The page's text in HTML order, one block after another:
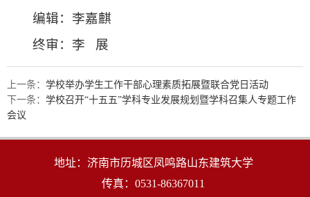
编辑：李嘉麒
终审：李 展
上一条： 学校举办学生工作干部心理素质拓展暨联合党日活动
下一条： 学校召开“十五五”学科专业发展规划暨学科召集人专题工作
会议
地址：济南市历城区凤鸣路山东建筑大学
传真：0531-86367011